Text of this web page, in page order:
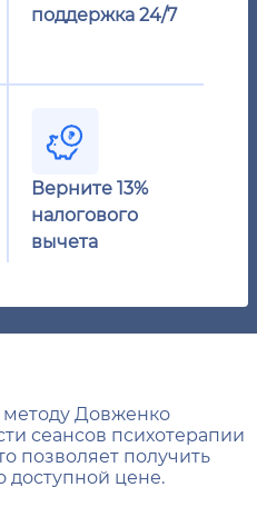
поддержка 24/7
Верните 13%
налогового
вычета
Довженко
сеансов психотерапии
позволяет получить
доступной цене.